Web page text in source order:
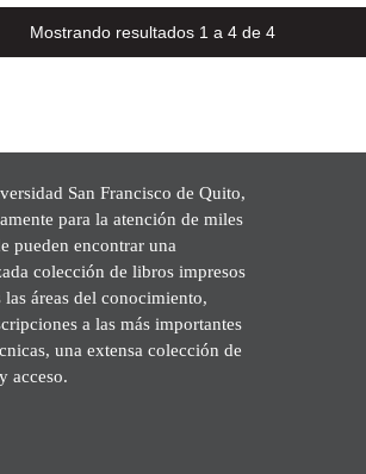
Mostrando resultados 1 a 4 de 4
San Francisco de Quito,
para la atención de miles
pueden encontrar una
colección de libros impresos
áreas del conocimiento,
a las más importantes
una extensa colección de
acceso.